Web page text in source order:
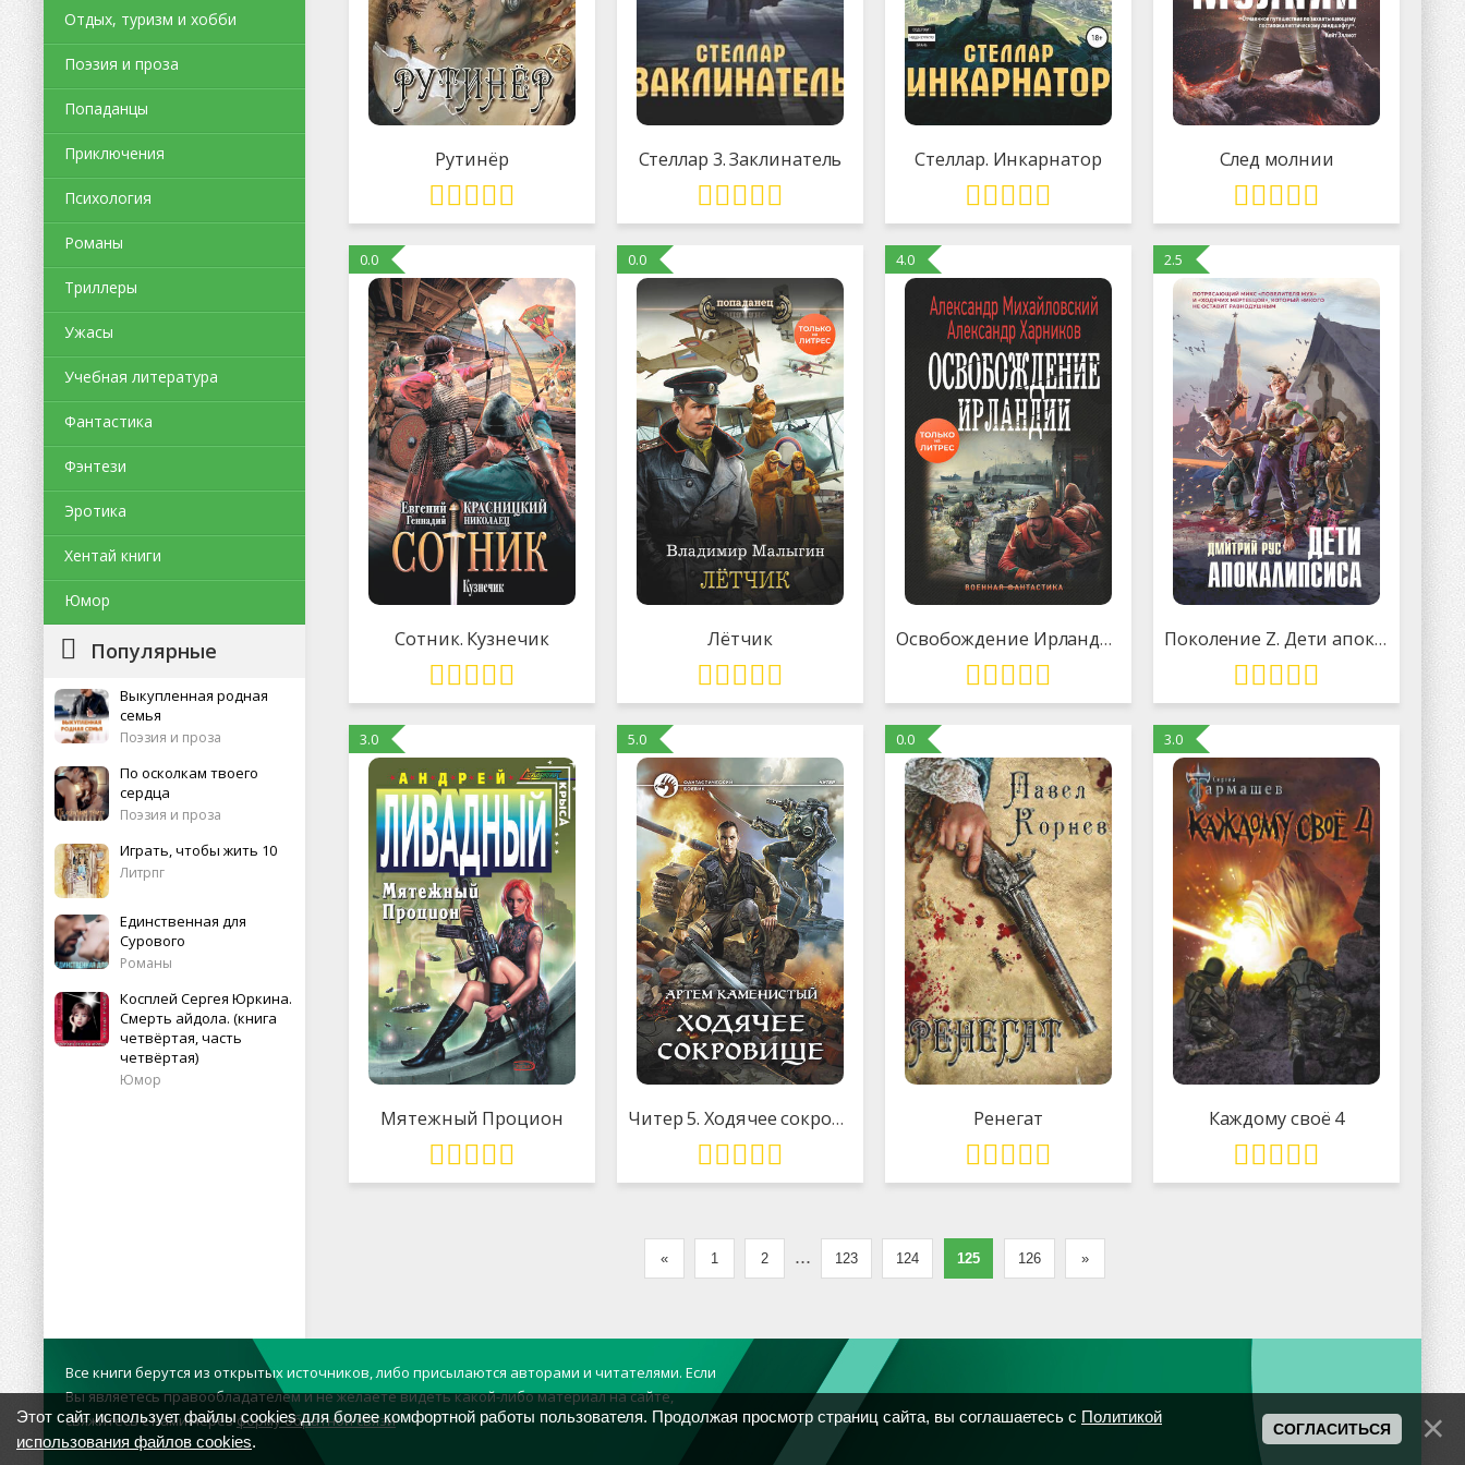
Отдых, туризм и хобби
Поэзия и проза
Попаданцы
Приключения
Психология
Романы
Триллеры
Ужасы
Учебная литература
Фантастика
Фэнтези
Эротика
Хентай книги
Юмор
Популярные
Выкупленная родная
семья
Поэзия и проза
По осколкам твоего
сердца
Поэзия и проза
Играть, чтобы жить 10
Литрпг
Единственная для
Сурового
Романы
Косплей Сергея Юркина.
Смерть айдола. (книга
четвёртая, часть
четвёртая)
Юмор
Рутинёр Стеллар 3. Заклинатель Стеллар. Инкарнатор След молнии
0.0
Сотник. Кузнечик
0.0
Лётчик
4.0
Освобождение Ирландии
2.5
Поколение Z. Дети апокалипсиса
3.0
Мятежный Процион
5.0
Читер 5. Ходячее сокровище
0.0
Ренегат
3.0
Каждому своё 4
« 1 2 ... 123 124 125 126 »
Все книги берутся из открытых источников, либо присылаются авторами и читателями. Если
Вы являетесь правообладателем и не желаете видеть какой-либо материал на сайте,
свяжитесь с нами черезформу обратной связи
Этот сайт использует файлы cookies для более комфортной работы пользователя. Продолжая просмотр страниц сайта, вы соглашаетесь с Политикой
использования файлов cookies.
СОГЛАСИТЬСЯ